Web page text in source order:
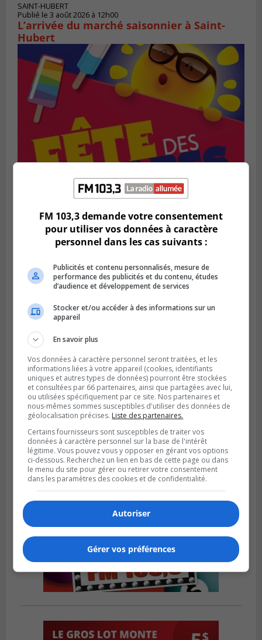
SAINT-HUBERT
Publié le 3 août 2026 à 12h00
L’arrivée du marché saisonnier à Saint-
Hubert
SAINT-BRUNO-DE-MONTARVILLE
Publié le 2 août 2026 à 08h06
La Fête des parcs est de retour à Saint-
Bruno
SAINT-CATHERINE
Publié le 30 juillet 2026 à 07h58
Sainte-Catherine prolonge son aide
financière au Complexe Le Partage
FM 103,3 demande votre consentement
pour utiliser vos données à caractère
personnel dans les cas suivants :
Publicités et contenu personnalisés, mesure de
performance des publicités et du contenu, études
d’audience et développement de services
Stocker et/ou accéder à des informations sur un
appareil
En savoir plus
Vos données à caractère personnel seront traitées, et les
informations liées à votre appareil (cookies, identifiants
uniques et autres types de données) pourront être stockées
et consultées par 66 partenaires, ainsi que partagées avec lui,
ou utilisées spécifiquement par ce site. Nos partenaires et
nous-mêmes sommes susceptibles d'utiliser des données de
géolocalisation précises. Liste des partenaires.
Certains fournisseurs sont susceptibles de traiter vos
données à caractère personnel sur la base de l'intérêt
légitime. Vous pouvez vous y opposer en gérant vos options
ci-dessous. Recherchez un lien en bas de cette page ou dans
le menu du site pour gérer ou retirer votre consentement
dans les paramètres des cookies et de confidentialité.
Autoriser
Gérer vos préférences